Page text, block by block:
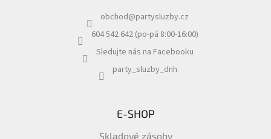
obchod@partysluzby.cz
604 542 642 (po-pá 8:00-16:00)
Sledujte nás na Facebooku
party_sluzby_dnh
E-SHOP
Skladové zásoby